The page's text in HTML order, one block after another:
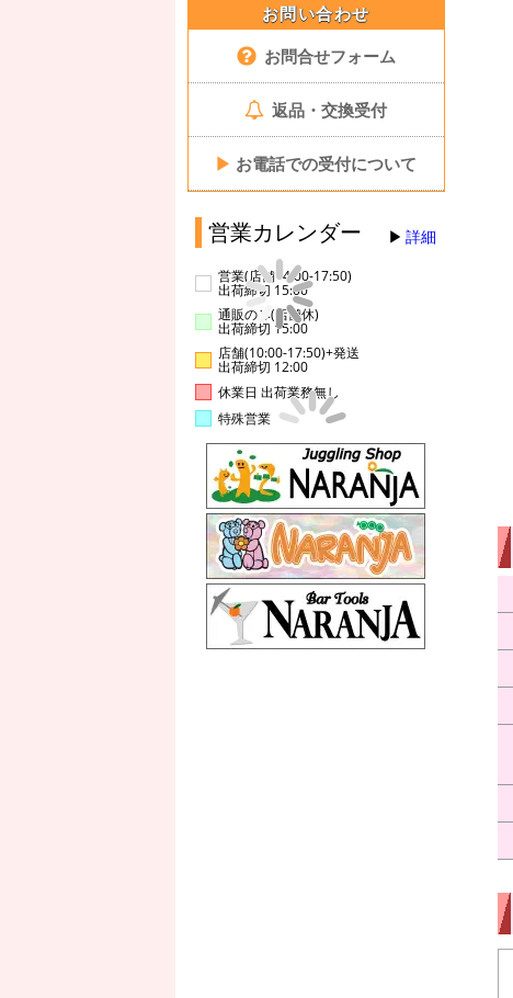
お問い合わせ
お問合せフォーム
返品・交換受付
▶ お電話での受付について
営業カレンダー 詳細
営業(店舗14:00-17:50)
出荷締切 15:00
通販のみ(店舗休)
出荷締切 15:00
店舗(10:00-17:50)+発送
出荷締切 12:00
休業日 出荷業務無し
特殊営業